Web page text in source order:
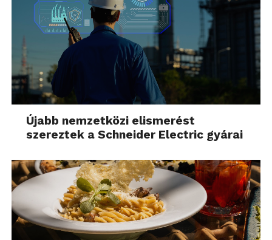
Újabb nemzetközi elismerést
szereztek a Schneider Electric gyárai